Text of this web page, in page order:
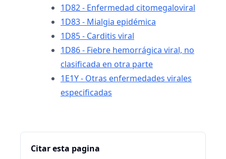
1D82 - Enfermedad citomegaloviral
1D83 - Mialgia epidémica
1D85 - Carditis viral
1D86 - Fiebre hemorrágica viral, no
clasificada en otra parte
1E1Y - Otras enfermedades virales
especificadas
Citar esta pagina